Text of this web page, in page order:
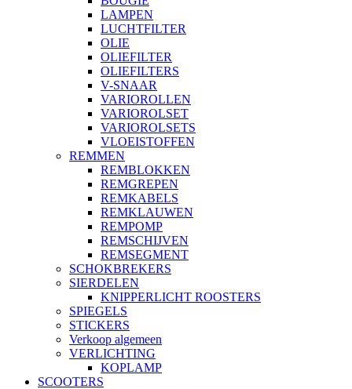
LAMPEN
LUCHTFILTER
OLIE
OLIEFILTER
OLIEFILTERS
V-SNAAR
VARIOROLLEN
VARIOROLSET
VARIOROLSETS
VLOEISTOFFEN
REMMEN
REMBLOKKEN
REMGREPEN
REMKABELS
REMKLAUWEN
REMPOMP
REMSCHIJVEN
REMSEGMENT
SCHOKBREKERS
SIERDELEN
KNIPPERLICHT ROOSTERS
SPIEGELS
STICKERS
Verkoop algemeen
VERLICHTING
KOPLAMP
SCOOTERS